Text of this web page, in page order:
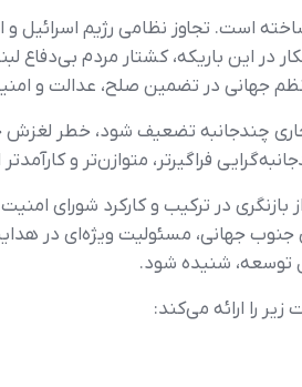
است. تجاوز نظامی رژیم اسرائیل
در این باریکه، کشتار مردم
جهانی در تضمین صلح، عدالت و
چندجانبه تضعیف شود، خطر
فراگیرتر، متوازن‌تر و
بازنگری در ترکیب و کارکرد شورای
جهانی، مسئولیت ویژه‌ای در
توسعه، شنیده شود.
را ارائه می‌کند: